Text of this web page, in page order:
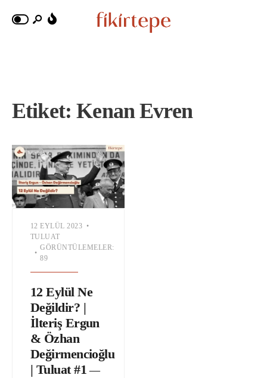
Etiket:Kenan Evren
12 EYLÜL 2023 •
TULUAT
•
GÖRÜNTÜLEMELER:
89
12 Eylül Ne
Değildir? |
İlteriş Ergun
& Özhan
Değirmencioğlu
| Tuluat #1 —